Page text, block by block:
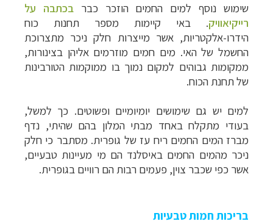
שימוש נוסף למים החמים הוזכר כברבכתבה על
רייקיאוויק. באי קיימות מספר תחנות כוח
הידרו-אלקטריות, אשר מייצרות חלק ניכר מתצרוכת
החשמל של האי. מים חמים מוזרמים אליהן בצינורות,
ממקומות גבוהים למקום נמוך בו ממוקמות הטורבינות
של תחנת הכוח.
למים יש גם שימושים יומיומיים ופשוטים. כך למשל,
בעודי מתקלח באחד מבתי המלון בהם שהיתי, נדף
מברז המים החמים ריח עז של גופרית. מסתבר כי חלק
ניכר מהמים החמים באיסלנד הם מי מעיינות טבעיים,
אשר כפי שכבר צוין, פעמים רבות הם רוויים בגופרית.
בריכות חמות טבעיות